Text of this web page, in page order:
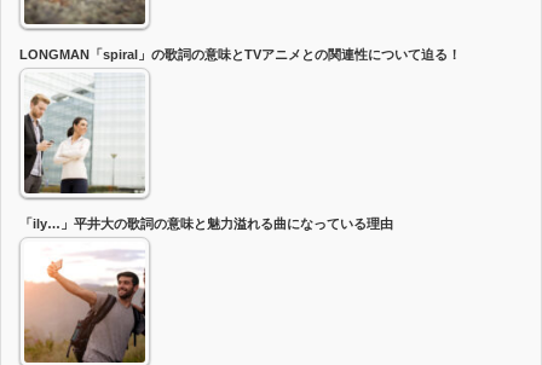
LONGMAN「spiral」の歌詞の意味とTVアニメとの関連性について迫る！
「ily…」平井大の歌詞の意味と魅力溢れる曲になっている理由